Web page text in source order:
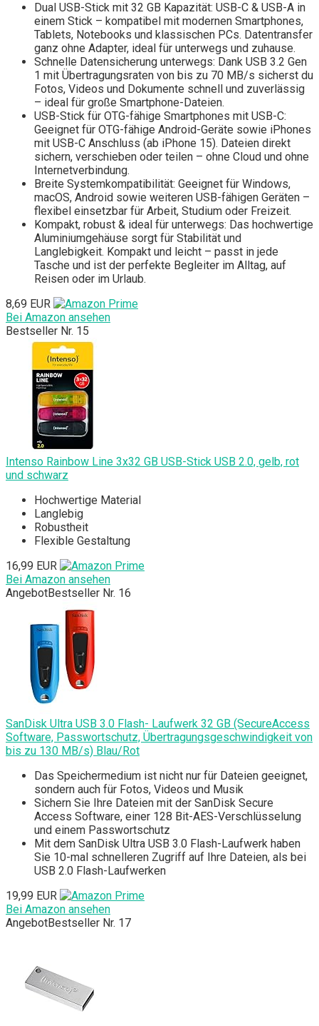
Dual USB-Stick mit 32 GB Kapazität: USB-C & USB-A in
einem Stick – kompatibel mit modernen Smartphones,
Tablets, Notebooks und klassischen PCs. Datentransfer
ganz ohne Adapter, ideal für unterwegs und zuhause.
Schnelle Datensicherung unterwegs: Dank USB 3.2 Gen
1 mit Übertragungsraten von bis zu 70 MB/s sicherst du
Fotos, Videos und Dokumente schnell und zuverlässig
– ideal für große Smartphone-Dateien.
USB-Stick für OTG-fähige Smartphones mit USB-C:
Geeignet für OTG-fähige Android-Geräte sowie iPhones
mit USB-C Anschluss (ab iPhone 15). Dateien direkt
sichern, verschieben oder teilen – ohne Cloud und ohne
Internetverbindung.
Breite Systemkompatibilität: Geeignet für Windows,
macOS, Android sowie weiteren USB-fähigen Geräten –
flexibel einsetzbar für Arbeit, Studium oder Freizeit.
Kompakt, robust & ideal für unterwegs: Das hochwertige
Aluminiumgehäuse sorgt für Stabilität und
Langlebigkeit. Kompakt und leicht – passt in jede
Tasche und ist der perfekte Begleiter im Alltag, auf
Reisen oder im Urlaub.
8,69 EUR
Bei Amazon ansehen
Bestseller Nr. 15
Intenso Rainbow Line 3x32 GB USB-Stick USB 2.0, gelb, rot
und schwarz
Hochwertige Material
Langlebig
Robustheit
Flexible Gestaltung
16,99 EUR
Bei Amazon ansehen
AngebotBestseller Nr. 16
SanDisk Ultra USB 3.0 Flash- Laufwerk 32 GB (SecureAccess
Software, Passwortschutz, Übertragungsgeschwindigkeit von
bis zu 130 MB/s) Blau/Rot
Das Speichermedium ist nicht nur für Dateien geeignet,
sondern auch für Fotos, Videos und Musik
Sichern Sie Ihre Dateien mit der SanDisk Secure
Access Software, einer 128 Bit-AES-Verschlüsselung
und einem Passwortschutz
Mit dem SanDisk Ultra USB 3.0 Flash-Laufwerk haben
Sie 10-mal schnelleren Zugriff auf Ihre Dateien, als bei
USB 2.0 Flash-Laufwerken
19,99 EUR
Bei Amazon ansehen
AngebotBestseller Nr. 17